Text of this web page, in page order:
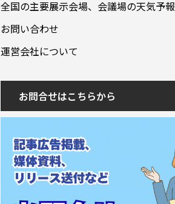
全国の主要展示会場、会議場の天気予報
お問い合わせ
運営会社について
お問合せはこちらから